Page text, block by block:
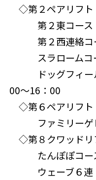
◇第２ペアリフ
第２東コース
第２西連絡コ
スラロームコー
ドッグフィール
00～16：00
◇第６ペアリフ
ファミリーゲ
◇第８クワッド
たんぽぽコー
ウェーブ６連